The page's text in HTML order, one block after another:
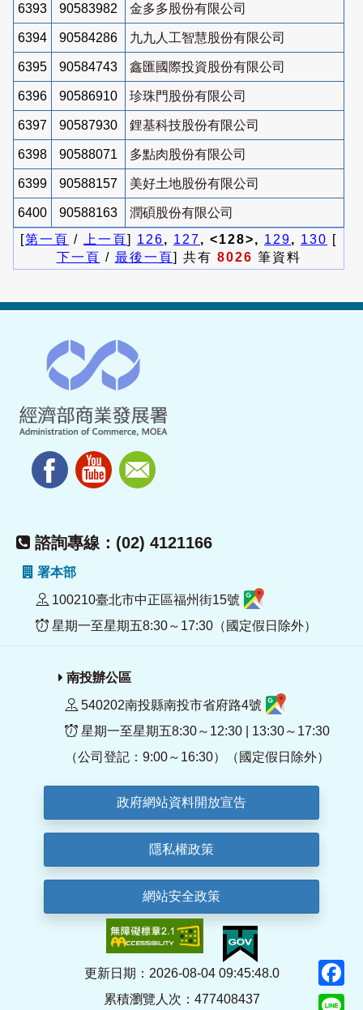
6393 90583982 金多多股份有限公司
6394 90584286 九九人工智慧股份有限公司
6395 90584743 鑫匯國際投資股份有限公司
6396 90586910 珍珠門股份有限公司
6397 90587930 鋰基科技股份有限公司
6398 90588071 多點肉股份有限公司
6399 90588157 美好土地股份有限公司
6400 90588163
潤碩股份有限公司
[第一頁 / 上一頁] 126, 127, <128>, 129, 130 [
下一頁 / 最後一頁] 共有 8026 筆資料
諮詢專線：(02) 4121166
署本部
100210臺北市中正區福州街15號
星期一至星期五8:30～17:30（國定假日除外）
南投辦公區
540202南投縣南投市省府路4號
星期一至星期五8:30～12:30 | 13:30～17:30
（公司登記：9:00～16:30）（國定假日除外）
政府網站資料開放宣告
隱私權政策
網站安全政策
更新日期：2026-08-04 09:45:48.0
累積瀏覽人次：477408437